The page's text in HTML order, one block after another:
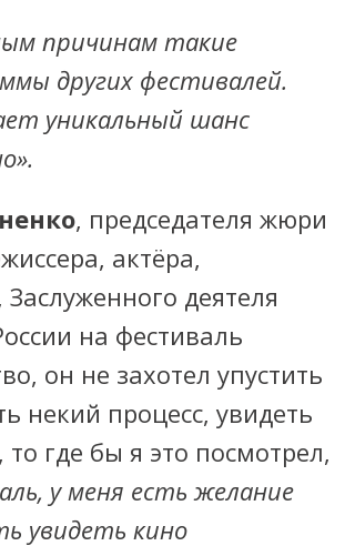
причинам такие
других фестивалей.
уникальный шанс
, председателя жюри
актёра,
деятеля
на фестиваль
он не захотел упустить
некий процесс, увидеть
где бы я это посмотрел,
у меня есть желание
увидеть кино